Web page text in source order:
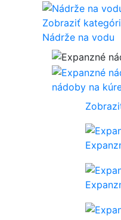
Zobraziť
Nádrže na vodu
nádoby na